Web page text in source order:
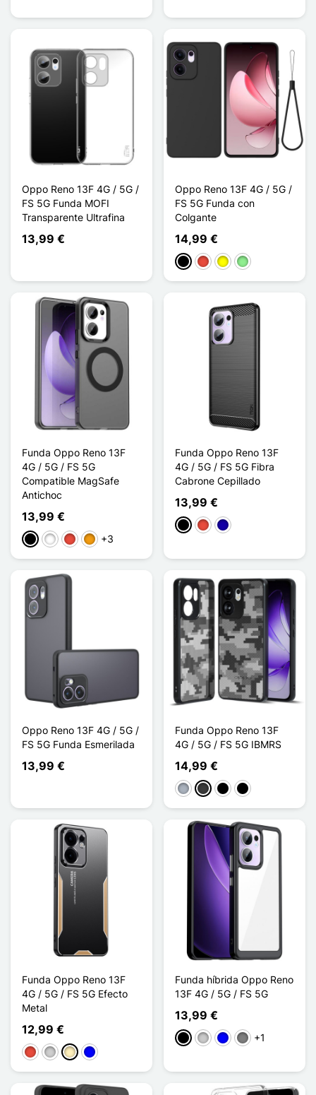
Oppo Reno 13F 4G / 5G /
FS 5G Funda MOFI
Transparente Ultrafina
13,99 €
Oppo Reno 13F 4G / 5G /
FS 5G Funda con
Colgante
14,99 €
NegroRojoAmarilloVerde claro
Funda Oppo Reno 13F
4G / 5G / FS 5G
Compatible MagSafe
Antichoc
13,99 €
NegroBlancoRojoNaranja
+3
Funda Oppo Reno 13F
4G / 5G / FS 5G Fibra
Cabrone Cepillado
13,99 €
NegroRojoAzul oscuro
Oppo Reno 13F 4G / 5G /
FS 5G Funda Esmerilada
13,99 €
Funda Oppo Reno 13F
4G / 5G / FS 5G IBMRS
14,99 €
Gris Gris oscuro
Noir Transparent
Noir Mat
Funda Oppo Reno 13F
4G / 5G / FS 5G Efecto
Metal
12,99 €
RojoPlataOro Azul
Funda híbrida Oppo Reno
13F 4G / 5G / FS 5G
13,99 €
NegroTransparente
AzulGris Transparent
+1